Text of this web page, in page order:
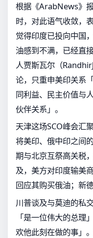
根据《ArabNews》
时，对此语气收敛，
觉得印度已投向中国
油感到不满，已经直
人贾斯瓦尔（
论，只重申美印关系
同利益、民主价值与
伙伴关系」。
天津这场SCO峰会汇
将美印、俄中印之间
期与北京互祭高关税
及，美方对印度输美
回应其购买俄油；新
川普谈及与莫迪的私
「是一位伟大的总理
欢他此刻在做的事」